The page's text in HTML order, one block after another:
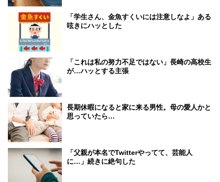
「学生さん、金魚すくいには注意しなよ」ある
呟きにハッとした
「これは私の努力不足ではない」長崎の高校生
が…ハッとする主張
長期休暇になると家に来る男性。母の愛人かと
思っていたら…
「父親が本名でTwitterやってて、芸能人
に…」続きに絶句した